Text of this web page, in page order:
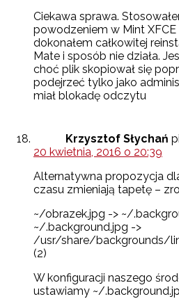
Ciekawa sprawa.
powodzeniem w Mint XFCE
dokonałem całkowitej
Mate i sposób nie działa.
choć plik skopiował się
podejrzeć tylko jako
miał blokadę odczytu
Krzysztof Słychań
20 kwietnia, 2016 o 20:39
Alternatywna propozycja
czasu zmieniają tapetę –
~/obrazek.jpg -> ~/
~/.background.jpg ->
/usr/share/backgrounds/
(2)
W konfiguracji naszego
ustawiamy ~/